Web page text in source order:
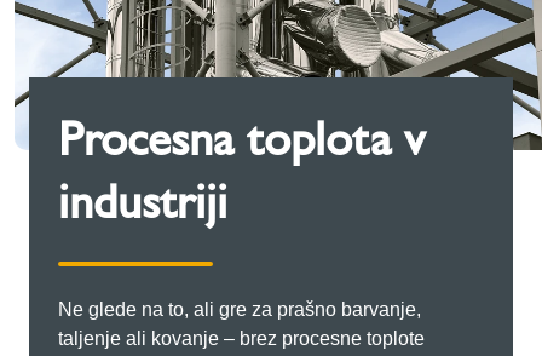
Procesna toplota v
industriji
Ne glede na to, ali gre za prašno barvanje,
taljenje ali kovanje – brez procesne toplote